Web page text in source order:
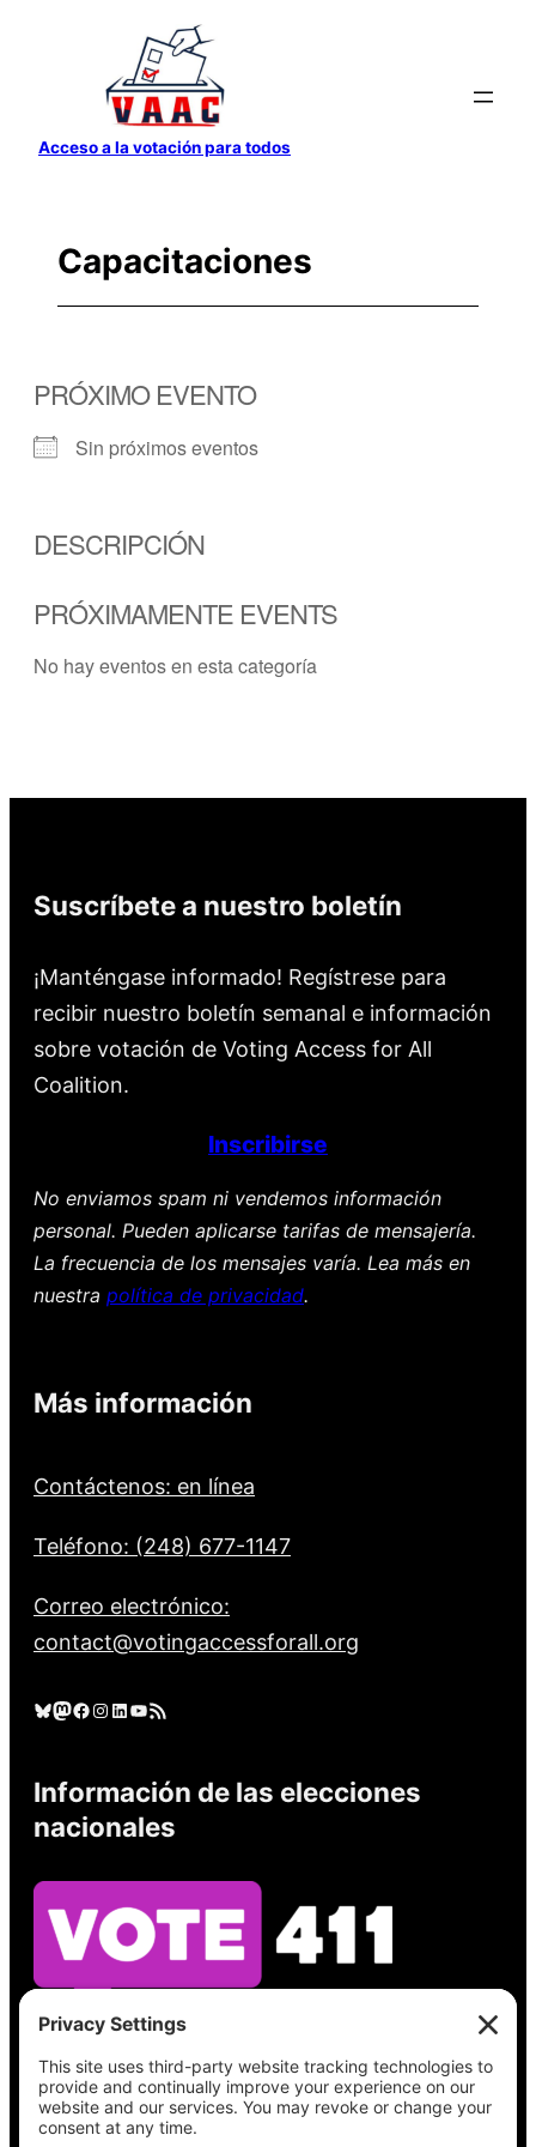
contenido
Acceso a la votación para todos
Capacitaciones
PRÓXIMO EVENTO
Sin próximos eventos
DESCRIPCIÓN
PRÓXIMAMENTE EVENTS
No hay eventos en esta categoría
Suscríbete a nuestro boletín
¡Manténgase informado! Regístrese para
recibir nuestro boletín semanal e información
sobre votación de Voting Access for All
Coalition.
Inscribirse
No enviamos spam ni vendemos información
personal. Pueden aplicarse tarifas de mensajería.
La frecuencia de los mensajes varía. Lea más en
nuestra política de privacidad.
Más información
Contáctenos: en línea
Teléfono: (248) 677-1147
Correo electrónico:
contact@votingaccessforall.org
Cielo azul Mastodonte Facebook Instagram LinkedIn YouTube Feed RSS
Información de las elecciones
nacionales
Vea lo que hay en su boleta, encuentre su
lugar de votación, verifique el estado de su
registro y obtenga toda la información